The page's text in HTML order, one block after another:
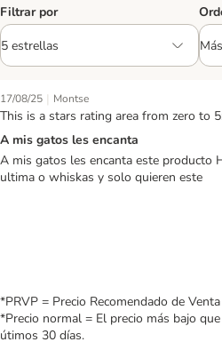
Filtrar por
17/08/25 | Montse
This is a stars rating area from zero to
A mis gatos les encanta
A mis gatos les encanta este producto
ultima o whiskas y solo quieren este
*PRVP = Precio Recomendado de
*Precio normal = El precio más bajo
útimos 30 días.